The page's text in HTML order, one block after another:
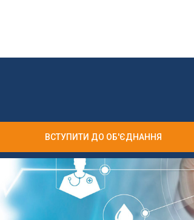
ВСТУПИТИ ДО ОБ'ЄДНАННЯ